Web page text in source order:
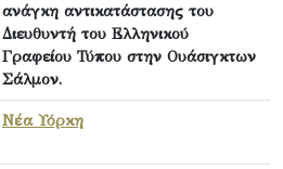
ανάγκη αντικατάστασης του
Διευθυντή του Ελληνικού
Γραφείου Τύπου στην Ουάσιγκτων
Σάλμον.
Νέα Υόρκη